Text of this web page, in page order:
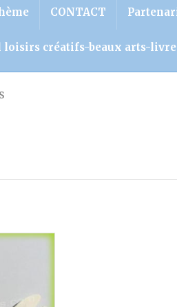
CONTACT
loisirs créatifs-beaux arts-